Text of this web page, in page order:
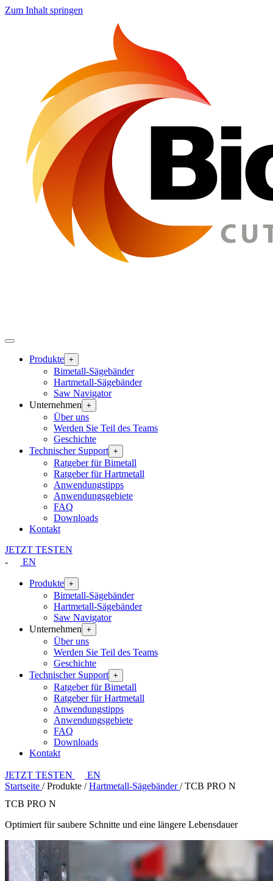
Zum Inhalt springen
Produkte +
Bimetall-Sägebänder
Hartmetall-Sägebänder
Saw Navigator
Unternehmen +
Über uns
Werden Sie Teil des Teams
Geschichte
Technischer Support +
Ratgeber für Bimetall
Ratgeber für Hartmetall
Anwendungstipps
Anwendungsgebiete
FAQ
Downloads
Kontakt
JETZT TESTEN
-
EN
Produkte +
Bimetall-Sägebänder
Hartmetall-Sägebänder
Saw Navigator
Unternehmen +
Über uns
Werden Sie Teil des Teams
Geschichte
Technischer Support +
Ratgeber für Bimetall
Ratgeber für Hartmetall
Anwendungstipps
Anwendungsgebiete
FAQ
Downloads
Kontakt
JETZT TESTEN
EN
Startseite / Produkte / Hartmetall-Sägebänder/ TCB PRO N
TCB PRO N
Optimiert für saubere Schnitte und eine längere Lebensdauer